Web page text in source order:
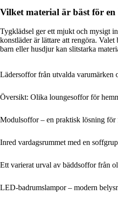
Vilket material är bäst för en
Tygklädsel ger ett mjukt och mysigt
konstläder är lättare att rengöra.
barn eller husdjur kan slitstarka
Lädersoffor från utvalda varumärken
Översikt: Olika loungesoffor för
Modulsoffor – en praktisk lösning för
Inred vardagsrummet med en
Ett varierat urval av bäddsoffor från
LED-badrumslampor – modern